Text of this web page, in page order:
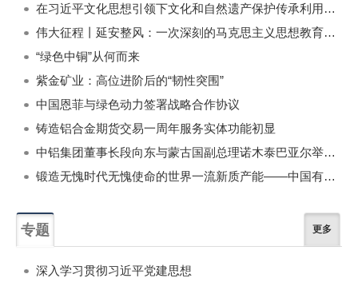
在习近平文化思想引领下文化和自然遗产保护传承利用工作开创新局面
伟大征程丨延安整风：一次深刻的马克思主义思想教育运动
“绿色中铜”从何而来
紫金矿业：高位进阶后的“韧性突围”
中国恩菲与绿色动力签署战略合作协议
铸造铝合金期货交易一周年服务实体功能初显
中铝集团董事长段向东与蒙古国副总理诺木泰巴亚尔举行会谈
锻造无愧时代无愧使命的世界一流新质产能——中国有色金属工业的战略应对与破局之道（二）
专题 更多
深入学习贯彻习近平党建思想